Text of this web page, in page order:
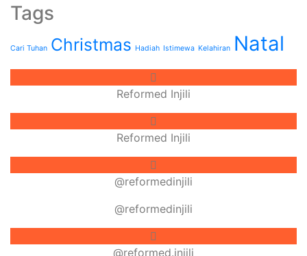
Tags
Cari Tuhan Christmas Hadiah Istimewa Kelahiran Natal
Reformed Injili
Reformed Injili
@reformedinjili
@reformedinjili
@reformed.injili